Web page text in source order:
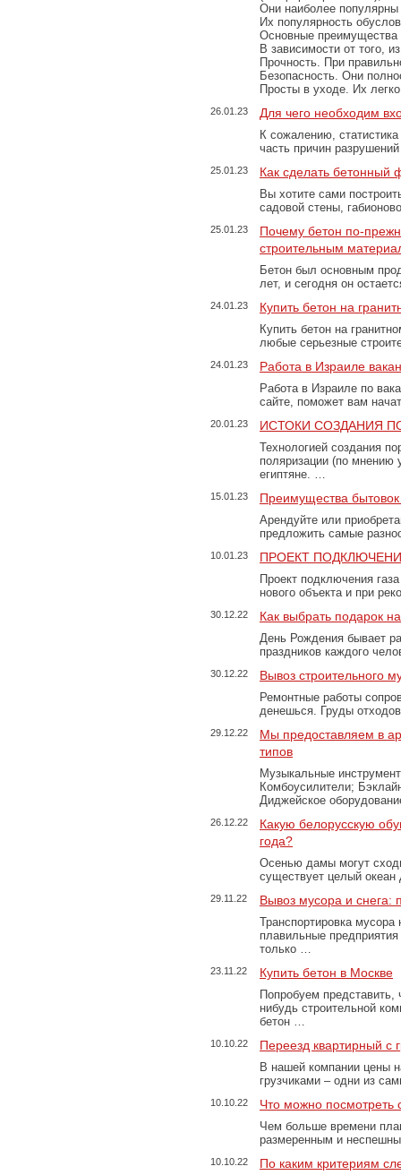
Они наиболее популярны
Их популярность
Основные преимущества
В зависимости от того,
Прочность. При
Безопасность. Они
Просты в уходе. Их
26.01.23 Для чего необходим
К сожалению,
часть причин
25.01.23 Как сделать бетонный
Вы хотите сами
садовой стены,
25.01.23
Почему бетон по-
строительным
Бетон был основным
лет, и сегодня он
24.01.23 Купить бетон на
Купить бетон на
любые серьезные
24.01.23 Работа в Израиле
Работа в Израиле по
сайте, поможет вам
20.01.23 ИСТОКИ СОЗДАНИЯ
Технологией создания
поляризации (по
египтяне. …
15.01.23 Преимущества
Арендуйте или
предложить самые
10.01.23 ПРОЕКТ
Проект подключения
нового объекта и при
30.12.22 Как выбрать подарок
День Рождения бывает
праздников каждого
30.12.22 Вывоз строительного
Ремонтные работы
денешься. Груды
29.12.22
Мы предоставляем в
типов
Музыкальные
Комбоусилители;
Диджейское
26.12.22
Какую белорусскую
года?
Осенью дамы могут
существует целый
29.11.22 Вывоз мусора и
Транспортировка
плавильные
только …
23.11.22 Купить бетон в Москве
Попробуем представить,
нибудь строительной
бетон …
10.10.22 Переезд квартирный с
В нашей компании цены
грузчиками – одни из
10.10.22 Что можно посмотреть
Чем больше времени
размеренным и
10.10.22 По каким критериям